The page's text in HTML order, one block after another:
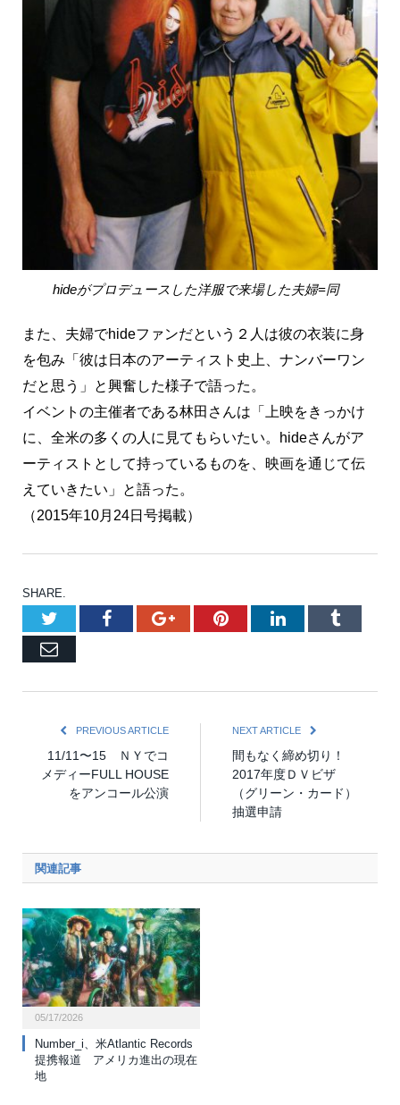
hideがプロデュースした洋服で来場した夫婦=同
また、夫婦でhideファンだという２人は彼の衣装に身
を包み「彼は日本のアーティスト史上、ナンバーワン
だと思う」と興奮した様子で語った。
イベントの主催者である林田さんは「上映をきっかけ
に、全米の多くの人に見てもらいたい。hideさんがア
ーティストとして持っているものを、映画を通じて伝
えていきたい」と語った。
（2015年10月24日号掲載）
SHARE.
TwitterFacebookGoogle+PinterestLinkedInTumblr
Email
PREVIOUS ARTICLE
11/11〜15 ＮＹでコ
メディーFULL HOUSE
をアンコール公演
NEXT ARTICLE
間もなく締め切り！
2017年度ＤＶビザ
（グリーン・カード）
抽選申請
関連記事
05/17/2026
Number_i、米Atlantic Records
提携報道 アメリカ進出の現在
地